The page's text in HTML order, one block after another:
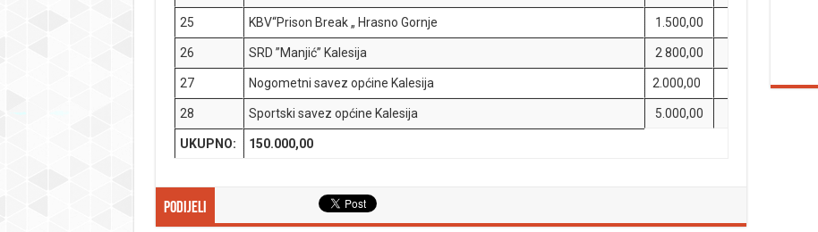
25 KBV“Prison Break „ Hrasno Gornje 1.500,00
26 SRD ”Manjić” Kalesija 2 800,00
27 Nogometni savez općine Kalesija 2.000,00
28 Sportski savez općine Kalesija 5.000,00
UKUPNO: 150.000,00
Podijeli